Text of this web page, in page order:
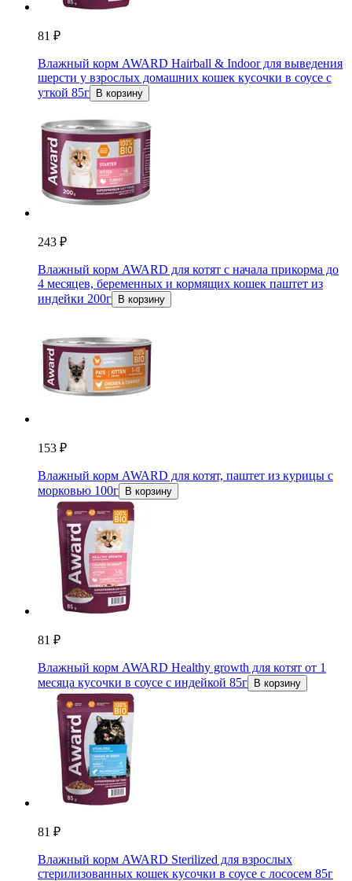
81 ₽
Влажный корм AWARD Hairball & Indoor для выведения
шерсти у взрослых домашних кошек кусочки в соусе с
уткой 85г В корзину
243 ₽
Влажный корм AWARD для котят с начала прикорма до
4 месяцев, беременных и кормящих кошек паштет из
индейки 200г В корзину
153 ₽
Влажный корм AWARD для котят, паштет из курицы с
морковью 100г В корзину
81 ₽
Влажный корм AWARD Healthy growth для котят от 1
месяца кусочки в соусе с индейкой 85г В корзину
81 ₽
Влажный корм AWARD Sterilized для взрослых
стерилизованных кошек кусочки в соусе с лососем 85г